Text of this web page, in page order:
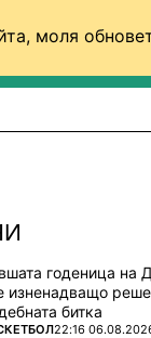
моля
годеница на
изненадващо
битка
ОТ 22:16